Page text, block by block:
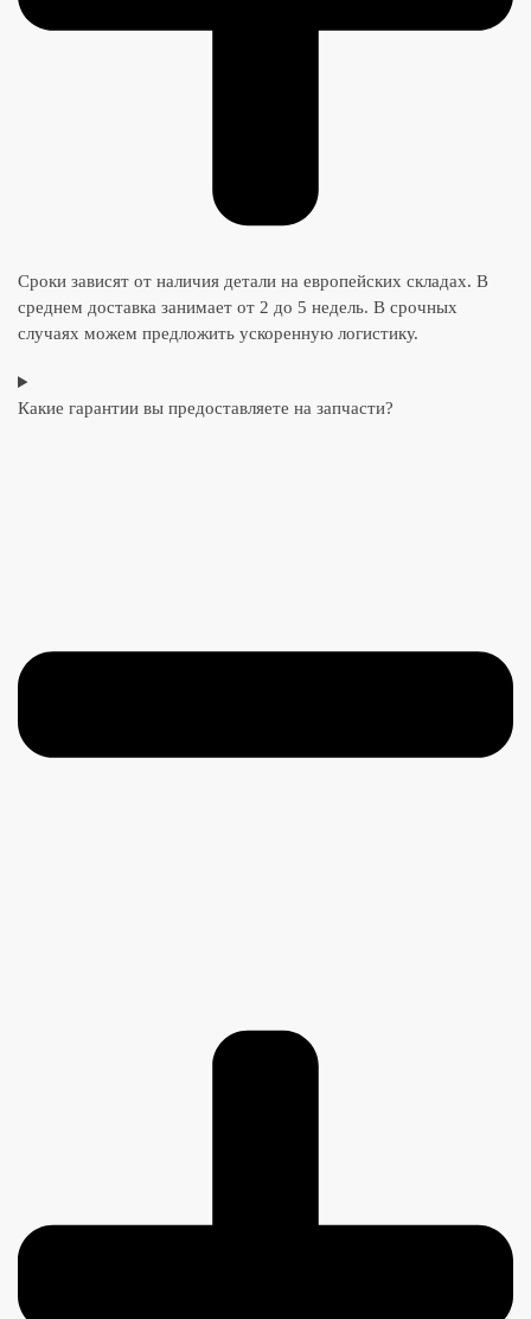
Сроки зависят от наличия детали на европейских складах. В
среднем доставка занимает от 2 до 5 недель. В срочных
случаях можем предложить ускоренную логистику.
Какие гарантии вы предоставляете на запчасти?